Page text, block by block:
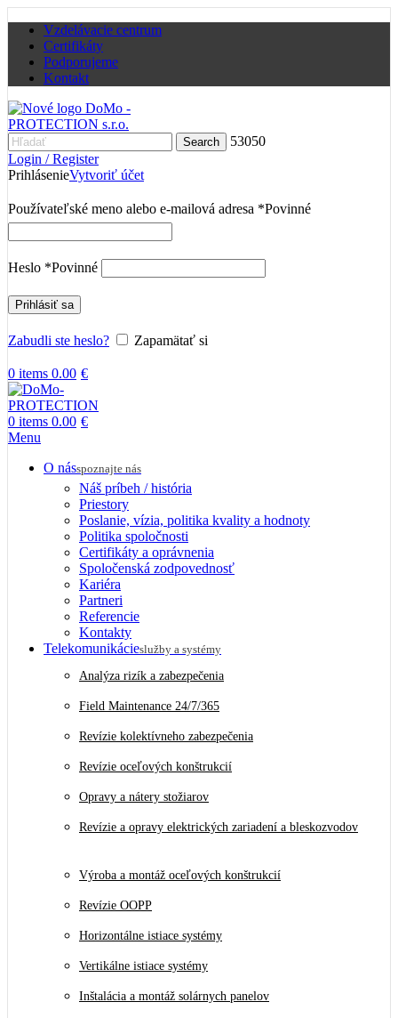
Vzdelávacie centrum
Certifikáty
Podporujeme
Kontakt
Search
53050
Login / Register
PrihlásenieVytvoriť účet
Používateľské meno alebo e-mailová adresa *Povinné
Heslo *Povinné
Prihlásiť sa
Zabudli ste heslo? Zapamätať si
0 items 0.00 €
0 items 0.00 €
Menu
O násspoznajte nás
Náš príbeh / história
Priestory
Poslanie, vízia, politika kvality a hodnoty
Politika spoločnosti
Certifikáty a oprávnenia
Spoločenská zodpovednosť
Kariéra
Partneri
Referencie
Kontakty
Telekomunikácieslužby a systémy
Analýza rizík a zabezpečenia
Field Maintenance 24/7/365
Revízie kolektívneho zabezpečenia
Revízie oceľových konštrukcií
Opravy a nátery stožiarov
Revízie a opravy elektrických zariadení a bleskozvodov
Výroba a montáž oceľových konštrukcií
Revízie OOPP
Horizontálne istiace systémy
Vertikálne istiace systémy
Inštalácia a montáž solárnych panelov